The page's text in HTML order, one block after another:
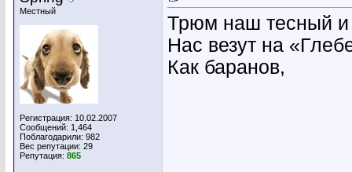
Местный
Регистрация: 10.02.2007
Сообщений: 1,464
Поблагодарили: 982
Вес репутации: 29
Репутация: 865
Трюм наш тесный и
Нас везут на
Как баранов,